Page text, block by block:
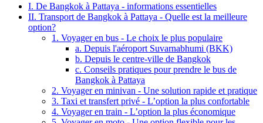
I. De Bangkok à Pattaya - informations essentielles
II. Transport de Bangkok à Pattaya - Quelle est la meilleure
option?
1. Voyager en bus - Le choix le plus populaire
a. Depuis l'aéroport Suvarnabhumi (BKK)
b. Depuis le centre-ville de Bangkok
c. Conseils pratiques pour prendre le bus de
Bangkok à Pattaya
2. Voyager en minivan - Une solution rapide et pratique
3. Taxi et transfert privé - L’option la plus confortable
4. Voyager en train - L’option la plus économique